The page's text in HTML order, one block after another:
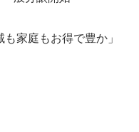
家庭もお得で豊か」